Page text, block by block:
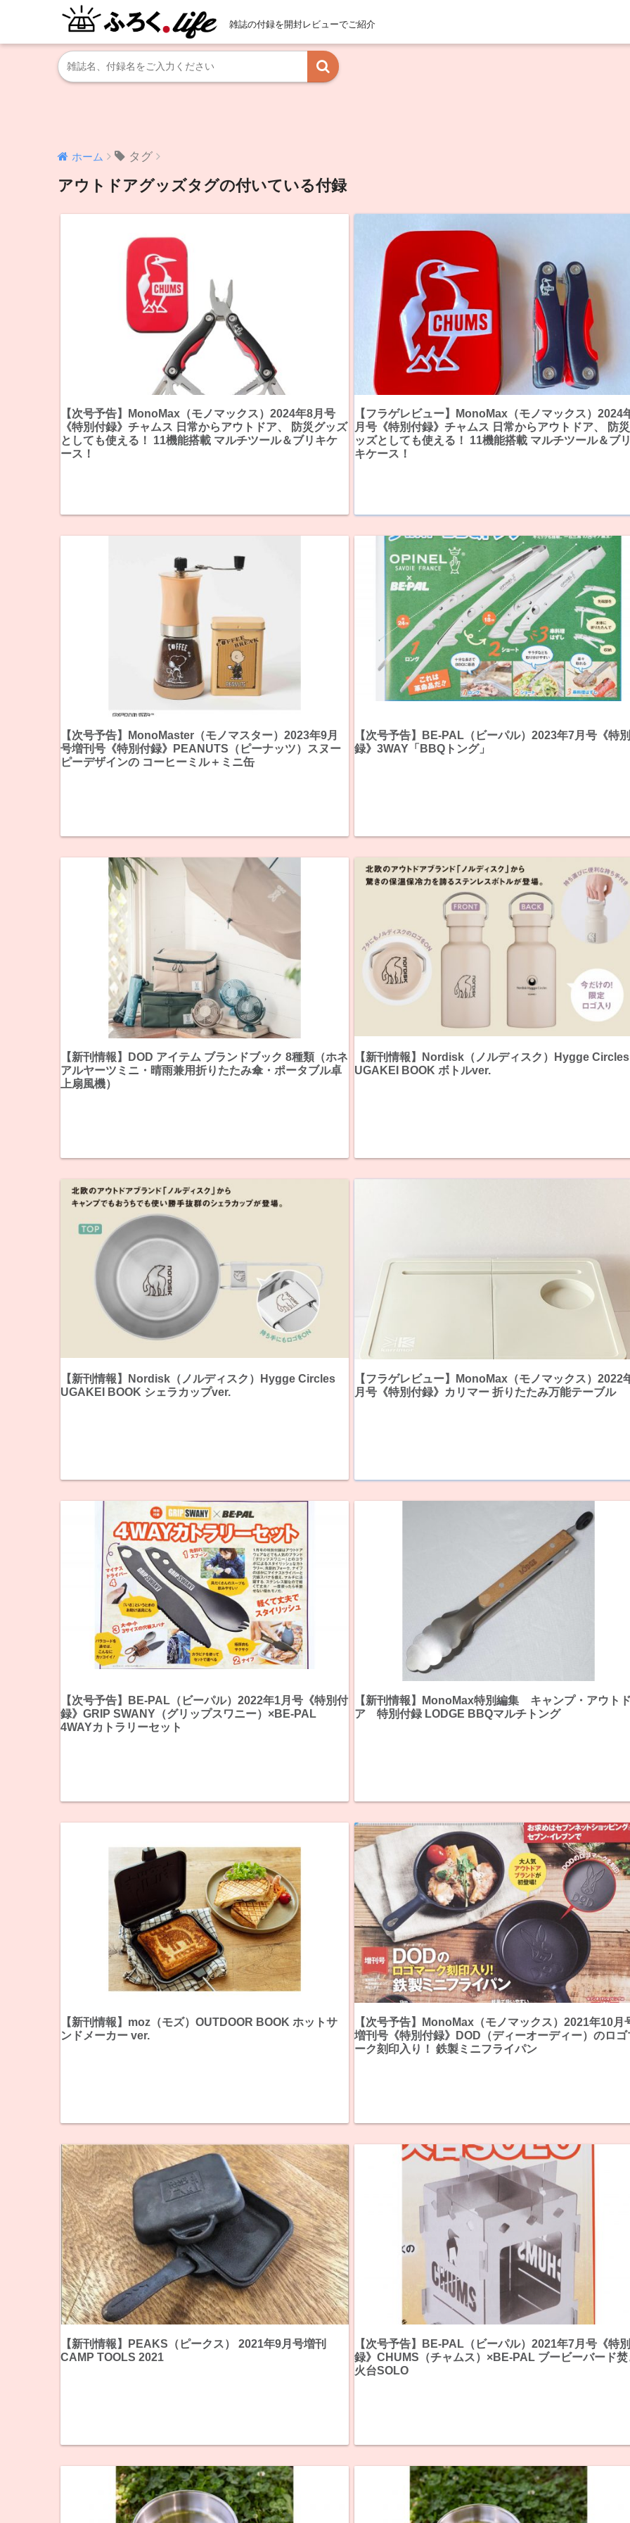
雑誌の付録を開封レビューでご紹介
ホーム タグ
アウトドアグッズタグの付いている付録
【次号予告】MonoMax（モノマックス）2024年8月号
《特別付録》チャムス 日常からアウトドア、 防災グッズ
としても使える！ 11機能搭載 マルチツール＆ブリキケ
ース！
【フラゲレビュー】MonoMax（モノマックス）2024
月号《特別付録》チャムス 日常からアウトドア、 防
ッズとしても使える！ 11機能搭載 マルチツール＆ブ
キケース！
【次号予告】MonoMaster（モノマスター）2023年9月
号増刊号《特別付録》PEANUTS（ピーナッツ）スヌー
ピーデザインの コーヒーミル＋ミニ缶
【次号予告】BE-PAL（ビーパル）2023年7月号《特
録》3WAY「BBQトング」
【新刊情報】DOD アイテム ブランドブック 8種類（ホネ
アルヤーツミニ・晴雨兼用折りたたみ傘・ポータブル卓
上扇風機）
【新刊情報】Nordisk（ノルディスク）Hygge Circles
UGAKEI BOOK ボトルver.
【新刊情報】Nordisk（ノルディスク）Hygge Circles
UGAKEI BOOK シェラカップver.
【フラゲレビュー】MonoMax（モノマックス）2022
月号《特別付録》カリマー 折りたたみ万能テーブル
【次号予告】BE-PAL（ビーパル）2022年1月号《特別付
録》GRIP SWANY（グリップスワニー）×BE-PAL
4WAYカトラリーセット
【新刊情報】MonoMax特別編集 キャンプ・アウト
ア 特別付録 LODGE BBQマルチトング
【新刊情報】moz（モズ）OUTDOOR BOOK ホットサ
ンドメーカー ver.
【次号予告】MonoMax（モノマックス）2021年10月
増刊号《特別付録》DOD（ディーオーディー）のロゴ
ーク刻印入り！ 鉄製ミニフライパン
【新刊情報】PEAKS（ピークス） 2021年9月号増刊
CAMP TOOLS 2021
【次号予告】BE-PAL（ビーパル）2021年7月号《特
録》CHUMS（チャムス）×BE-PAL ブービーバード焚
火台SOLO